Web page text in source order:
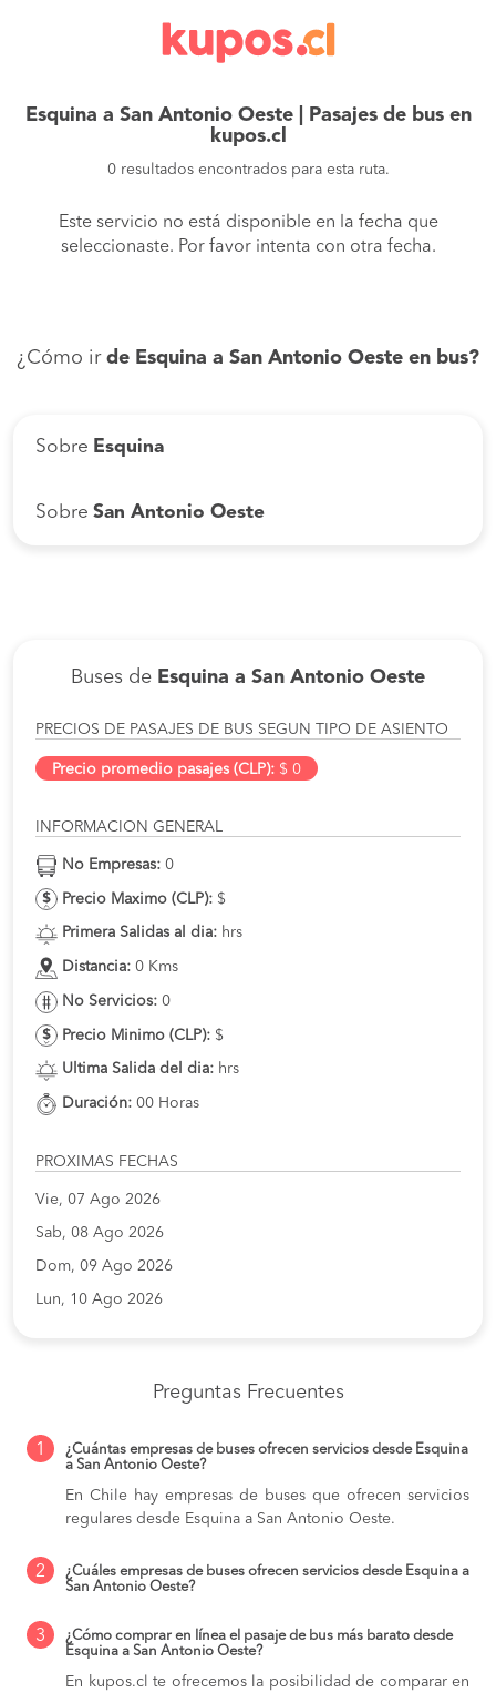
Esquina a San Antonio Oeste | Pasajes de bus en
kupos.cl
0 resultados encontrados para esta ruta.
Este servicio no está disponible en la fecha que
seleccionaste. Por favor intenta con otra fecha.
¿Cómo ir de Esquina a San Antonio Oeste en bus?
Sobre Esquina
Sobre San Antonio Oeste
Buses de Esquina a San Antonio Oeste
PRECIOS DE PASAJES DE BUS SEGUN TIPO DE ASIENTO
Precio promedio pasajes (CLP): $ 0
INFORMACION GENERAL
No Empresas: 0
Precio Maximo (CLP): $
Primera Salidas al dia: hrs
Distancia: 0 Kms
No Servicios: 0
Precio Minimo (CLP): $
Ultima Salida del dia: hrs
Duración: 00 Horas
PROXIMAS FECHAS
Vie, 07 Ago 2026
Sab, 08 Ago 2026
Dom, 09 Ago 2026
Lun, 10 Ago 2026
Preguntas Frecuentes
1
¿Cuántas empresas de buses ofrecen servicios desde Esquina
a San Antonio Oeste?
En Chile hay empresas de buses que ofrecen servicios
regulares desde Esquina a San Antonio Oeste.
2
¿Cuáles empresas de buses ofrecen servicios desde Esquina a
San Antonio Oeste?
3
¿Cómo comprar en línea el pasaje de bus más barato desde
Esquina a San Antonio Oeste?
En kupos.cl te ofrecemos la posibilidad de comparar en